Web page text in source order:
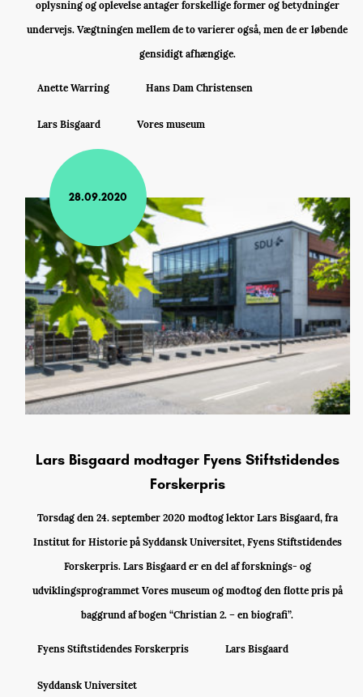
oplysning og oplevelse antager forskellige former og betydninger
undervejs. Vægtningen mellem de to varierer også, men de er løbende
gensidigt afhængige.
Anette Warring Hans Dam Christensen
Lars Bisgaard Vores museum
28.09.2020
Lars Bisgaard modtager Fyens Stiftstidendes
Forskerpris
Torsdag den 24. september 2020 modtog lektor Lars Bisgaard, fra
Institut for Historie på Syddansk Universitet, Fyens Stiftstidendes
Forskerpris. Lars Bisgaard er en del af forsknings- og
udviklingsprogrammet Vores museum og modtog den flotte pris på
baggrund af bogen “Christian 2. – en biografi”.
Fyens Stiftstidendes Forskerpris Lars Bisgaard
Syddansk Universitet